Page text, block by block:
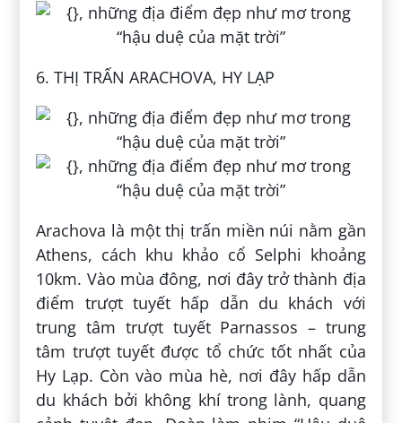
6. THỊ TRẤN ARACHOVA, HY LẠP
Arachova là một thị trấn miền núi nằm gần
Athens, cách khu khảo cổ Selphi khoảng
10km. Vào mùa đông, nơi đây trở thành địa
điểm trượt tuyết hấp dẫn du khách với
trung tâm trượt tuyết Parnassos – trung
tâm trượt tuyết được tổ chức tốt nhất của
Hy Lạp. Còn vào mùa hè, nơi đây hấp dẫn
du khách bởi không khí trong lành, quang